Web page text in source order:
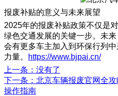
报废补贴的意义与未来展望
2025年的报废补贴政策不仅是
绿色交通发展的关键一步。未
会有更多车主加入到环保行列
力量。
https://www.bjpai.cn/
上一条 ：没有了
下一条 ：北京车辆报废官网全
操作指南